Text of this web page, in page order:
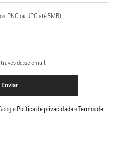
.PNG ou .JPG até 5MB)
desse email.
Enviar
Política de privacidadee Termos de